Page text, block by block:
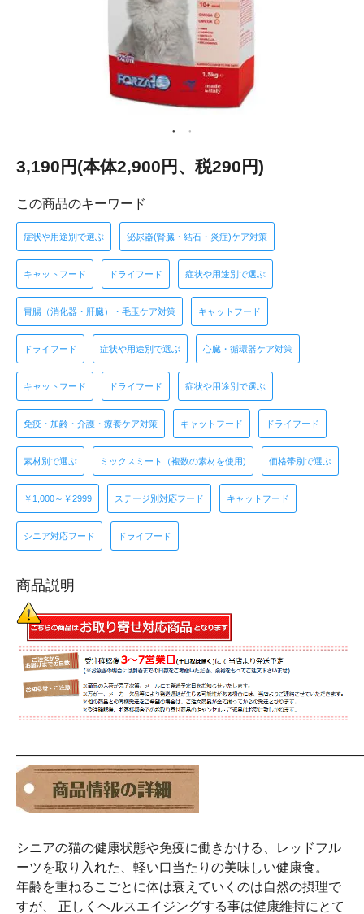
3,190円(本体2,900円、税290円)
この商品のキーワード
症状や用途別で選ぶ 泌尿器(腎臓・結石・炎症)ケア対策
キャットフード ドライフード 症状や用途別で選ぶ
胃腸（消化器・肝臓）・毛玉ケア対策 キャットフード
ドライフード 症状や用途別で選ぶ 心臓・循環器ケア対策
キャットフード ドライフード 症状や用途別で選ぶ
免疫・加齢・介護・療養ケア対策 キャットフード ドライフード
素材別で選ぶ ミックスミート（複数の素材を使用) 価格帯別で選ぶ
￥1,000～￥2999 ステージ別対応フード キャットフード
シニア対応フード ドライフード
商品説明
シニアの猫の健康状態や免疫に働きかける、レッドフル
ーツを取り入れた、軽い口当たりの美味しい健康食。
年齢を重ねるこごとに体は衰えていくのは自然の摂理で
すが、 正しくヘルスエイジングする事は健康維持にとて